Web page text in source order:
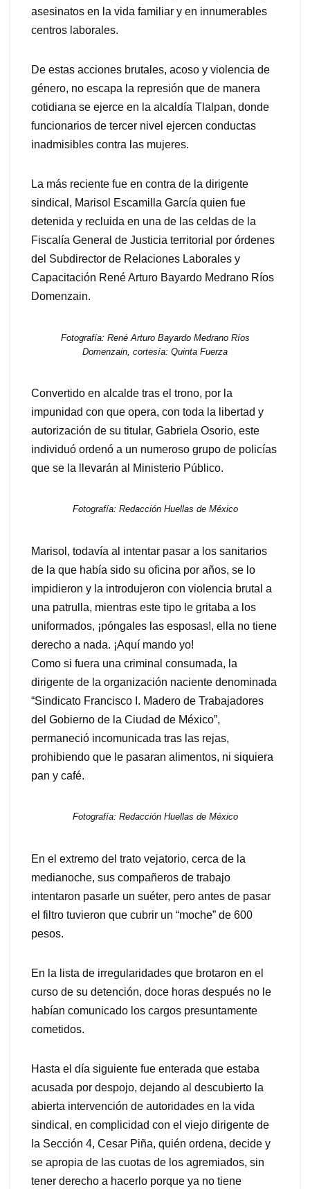
asesinatos en la vida familiar y en innumerables
centros laborales.
De estas acciones brutales, acoso y violencia de
género, no escapa la represión que de manera
cotidiana se ejerce en la alcaldía Tlalpan, donde
funcionarios de tercer nivel ejercen conductas
inadmisibles contra las mujeres.
La más reciente fue en contra de la dirigente
sindical, Marisol Escamilla García quien fue
detenida y recluida en una de las celdas de la
Fiscalía General de Justicia territorial por órdenes
del Subdirector de Relaciones Laborales y
Capacitación René Arturo Bayardo Medrano Ríos
Domenzain.
Fotografía: René Arturo Bayardo Medrano Ríos
Domenzain, cortesía: Quinta Fuerza
Convertido en alcalde tras el trono, por la
impunidad con que opera, con toda la libertad y
autorización de su titular, Gabriela Osorio, este
individuó ordenó a un numeroso grupo de policías
que se la llevarán al Ministerio Público.
Fotografía: Redacción Huellas de México
Marisol, todavía al intentar pasar a los sanitarios
de la que había sido su oficina por años, se lo
impidieron y la introdujeron con violencia brutal a
una patrulla, mientras este tipo le gritaba a los
uniformados, ¡póngales las esposas!, ella no tiene
derecho a nada. ¡Aquí mando yo!
Como si fuera una criminal consumada, la
dirigente de la organización naciente denominada
“Sindicato Francisco I. Madero de Trabajadores
del Gobierno de la Ciudad de México”,
permaneció incomunicada tras las rejas,
prohibiendo que le pasaran alimentos, ni siquiera
pan y café.
Fotografía: Redacción Huellas de México
En el extremo del trato vejatorio, cerca de la
medianoche, sus compañeros de trabajo
intentaron pasarle un suéter, pero antes de pasar
el filtro tuvieron que cubrir un “moche” de 600
pesos.
En la lista de irregularidades que brotaron en el
curso de su detención, doce horas después no le
habían comunicado los cargos presuntamente
cometidos.
Hasta el día siguiente fue enterada que estaba
acusada por despojo, dejando al descubierto la
abierta intervención de autoridades en la vida
sindical, en complicidad con el viejo dirigente de
la Sección 4, Cesar Piña, quién ordena, decide y
se apropia de las cuotas de los agremiados, sin
tener derecho a hacerlo porque ya no tiene